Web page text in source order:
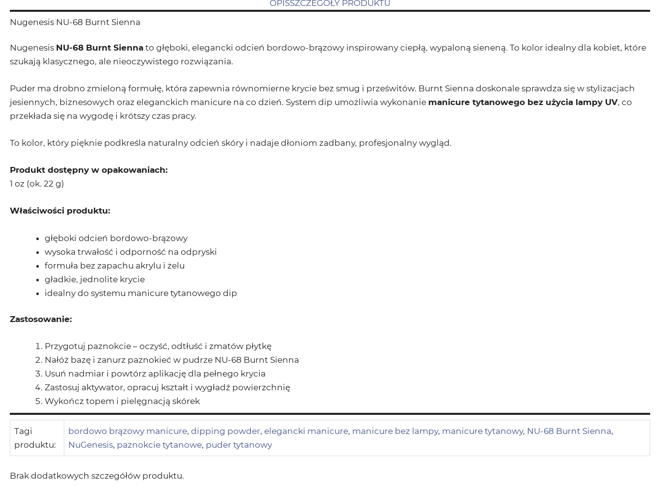
OPISSZCZEGÓŁY PRODUKTU
Nugenesis NU-68 Burnt Sienna
Nugenesis NU-68 Burnt Sienna to głęboki, elegancki odcień bordowo-brązowy inspirowany ciepłą, wypaloną sieneną. To kolor idealny dla kobiet, które
szukają klasycznego, ale nieoczywistego rozwiązania.
Puder ma drobno zmieloną formułę, która zapewnia równomierne krycie bez smug i prześwitów. Burnt Sienna doskonale sprawdza się w stylizacjach
jesiennych, biznesowych oraz eleganckich manicure na co dzień. System dip umożliwia wykonanie manicure tytanowego bez użycia lampy UV, co
przekłada się na wygodę i krótszy czas pracy.
To kolor, który pięknie podkreśla naturalny odcień skóry i nadaje dłoniom zadbany, profesjonalny wygląd.
Produkt dostępny w opakowaniach:
1 oz (ok. 22 g)
Właściwości produktu:
głęboki odcień bordowo-brązowy
wysoka trwałość i odporność na odpryski
formuła bez zapachu akrylu i żelu
gładkie, jednolite krycie
idealny do systemu manicure tytanowego dip
Zastosowanie:
Przygotuj paznokcie – oczyść, odtłuść i zmatów płytkę
Nałóż bazę i zanurz paznokieć w pudrze NU-68 Burnt Sienna
Usuń nadmiar i powtórz aplikację dla pełnego krycia
Zastosuj aktywator, opracuj kształt i wygładź powierzchnię
Wykończ topem i pielęgnacją skórek
Tagi
produktu:
bordowo brązowy manicure, dipping powder, elegancki manicure, manicure bez lampy, manicure tytanowy, NU-68 Burnt Sienna,
NuGenesis, paznokcie tytanowe, puder tytanowy
Brak dodatkowych szczegółów produktu.